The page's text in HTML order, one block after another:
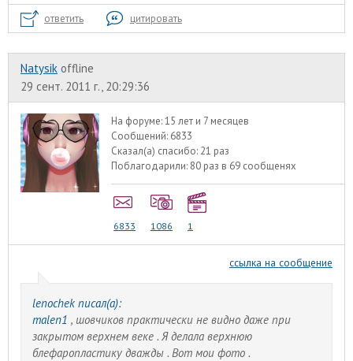
ответить цитировать
Natysik offline
29 сент. 2011 г., 20:29:36
На форуме:15 лет и 7 месяцев
Сообщений: 6833
Сказал(а) спасибо: 21 раз
Поблагодарили: 80 раз в 69 сообщенях
6833 1086 1
ссылка на сообщение
lenochek писал(а):
malen1 , шовчиков практически не видно даже при
закрытом верхнем веке . Я делала верхнюю
блефаропластику дважды . Вот мои фото .